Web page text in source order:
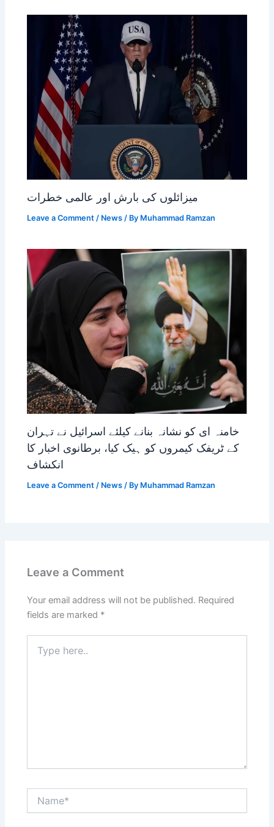
میزائلوں کی بارش اور عالمی خطرات
Leave a Comment / News / By Muhammad Ramzan
خامنہ ای کو نشانہ بنانے کیلئے اسرائیل نے تہران
کے ٹریفک کیمروں کو ہیک کیا، برطانوی اخبار کا
انکشاف
Leave a Comment / News / By Muhammad Ramzan
Leave a Comment
Your email address will not be published. Required
fields are marked *
here..